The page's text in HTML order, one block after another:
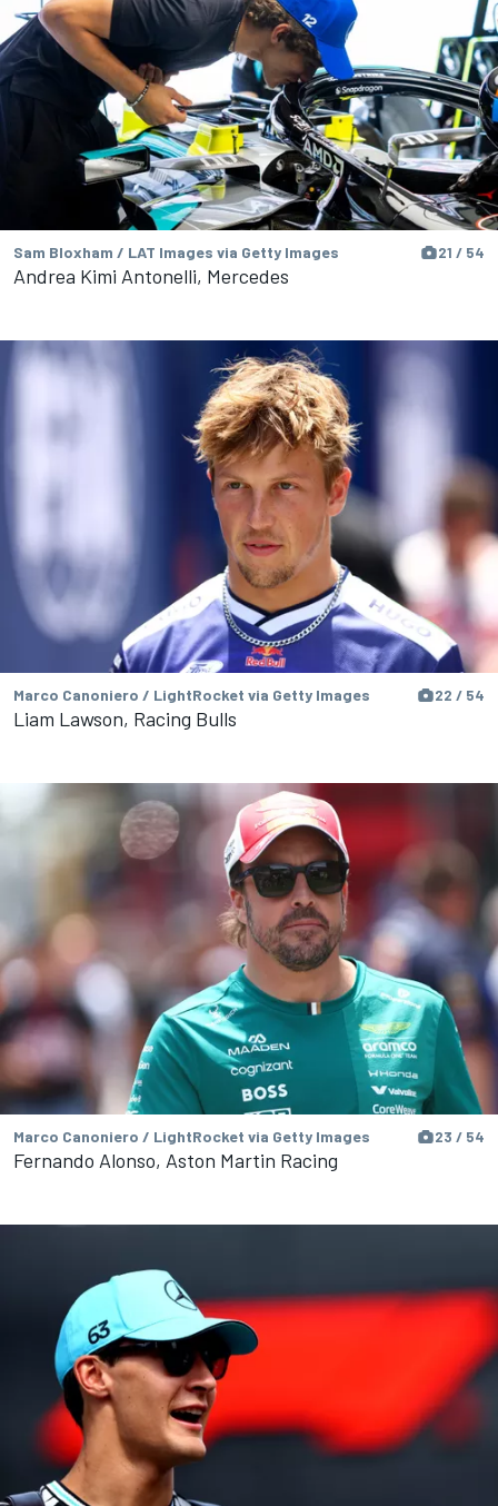
Sam Bloxham / LAT Images via Getty Images 21 / 54
Andrea Kimi Antonelli, Mercedes
Marco Canoniero / LightRocket via Getty Images 22 / 54
Liam Lawson, Racing Bulls
Marco Canoniero / LightRocket via Getty Images 23 / 54
Fernando Alonso, Aston Martin Racing